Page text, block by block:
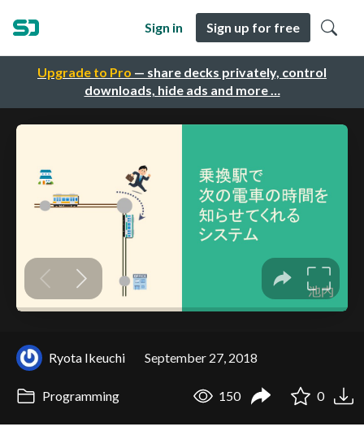
Upgrade to Pro — share decks privately, control
downloads, hide ads and more …
Sign in Sign up for free
Ryota Ikeuchi September 27, 2018
Programming 150 0